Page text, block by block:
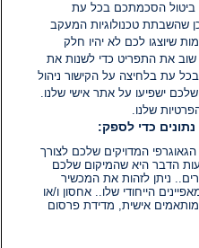
ביטול הסכמתכם בכל עת
שהשבתת טכנולוגיות המעקב
שיוצגו לכם לא יהיו חלק
שוב את התפריט כדי לשנות את
עת בלחיצה על הקישור ניהול
ישפיעו על אתר אישי שלנו.
שלנו.
כדי לספק:
הגאוגרפי המדויקים שלכם לצורך
הדבר היא שהמיקום שלכם
ניתן לזהות את המכשיר
הייחודי שלו.. אחסון ו/או
אישית, מדידת פרסום